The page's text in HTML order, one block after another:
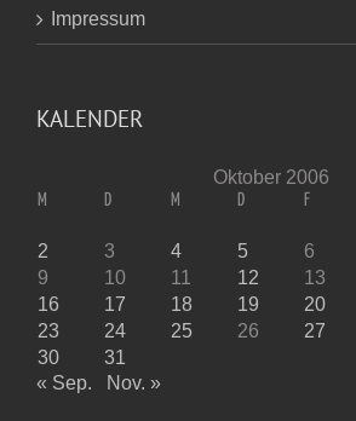
Impressum
KALENDER
Oktober 2006
M D M D F
2
3 4 5 6
9
10 11 12 13
16
17 18 19 20
23
24 25 26 27
30
31
« Sep.
Nov. »